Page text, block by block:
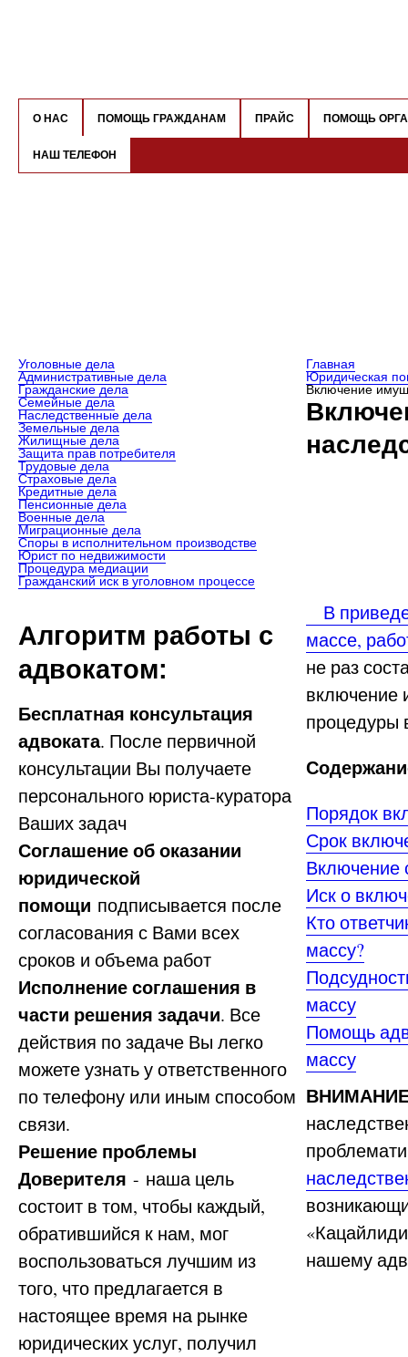
О НАС ПОМОЩЬ ГРАЖДАНАМ ПРАЙС ПОМОЩЬ
НАШ ТЕЛЕФОН
Уголовные дела
Административные дела
Гражданские дела
Семейные дела
Наследственные дела
Земельные дела
Жилищные дела
Защита прав потребителя
Трудовые дела
Страховые дела
Кредитные дела
Пенсионные дела
Военные дела
Миграционные дела
Споры в исполнительном производстве
Юрист по недвижимости
Процедура медиации
Гражданский иск в уголовном процессе
Алгоритм работы с
адвокатом:
Бесплатная консультация
адвоката. После первичной
консультации Вы получаете
персонального юриста-куратора
Ваших задач
Соглашение об оказании
юридической
помощи подписывается после
согласования с Вами всех
сроков и объема работ
Исполнение соглашения в
части решения задачи. Все
действия по задаче Вы легко
можете узнать у ответственного
по телефону или иным способом
связи.
Решение проблемы
Доверителя - наша цель
состоит в том, чтобы каждый,
обратившийся к нам, мог
воспользоваться лучшим из
того, что предлагается в
настоящее время на рынке
юридических услуг, получил
Главная
Юридическая
Включение
В
массе,
не раз
включение
процедуры
Порядок
Срок
Включение
Иск о
Кто
массу?
массу
Помощь
массу
нашему